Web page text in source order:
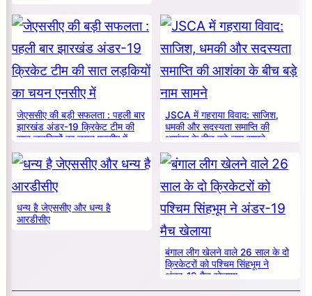
जेएससीए की बड़ी सफलता : पहली बार
झारखंड अंडर-19 क्रिकेट टीम की
सात लड़कियों का चयन एनसीए में
JSCA में गहराया विवाद: साजिश,
धमकी और सदस्यता समाप्ति की
आशंका के बीच बड़े नाम सामने
धन्य है जेएससीए और धन्य है
आरडीसीए
बंगाल लीग खेलने वाले 26 साल के दो
क्रिकेटरों को पश्चिम सिंहभूम ने
अंडर-19 मैच खेलाया